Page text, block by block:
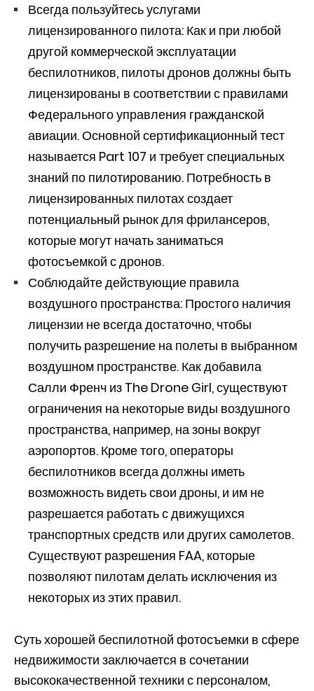
Всегда пользуйтесь услугами
лицензированного пилота: Как и при любой
другой коммерческой эксплуатации
беспилотников, пилоты дронов должны быть
лицензированы в соответствии с правилами
Федерального управления гражданской
авиации. Основной сертификационный тест
называется Part 107 и требует специальных
знаний по пилотированию. Потребность в
лицензированных пилотах создает
потенциальный рынок для фрилансеров,
которые могут начать заниматься
фотосъемкой с дронов.
Соблюдайте действующие правила
воздушного пространства: Простого наличия
лицензии не всегда достаточно, чтобы
получить разрешение на полеты в выбранном
воздушном пространстве. Как добавила
Салли Френч из The Drone Girl, существуют
ограничения на некоторые виды воздушного
пространства, например, на зоны вокруг
аэропортов. Кроме того, операторы
беспилотников всегда должны иметь
возможность видеть свои дроны, и им не
разрешается работать с движущихся
транспортных средств или других самолетов.
Существуют разрешения FAA, которые
позволяют пилотам делать исключения из
некоторых из этих правил.
Суть хорошей беспилотной фотосъемки в сфере
недвижимости заключается в сочетании
высококачественной техники с персоналом,